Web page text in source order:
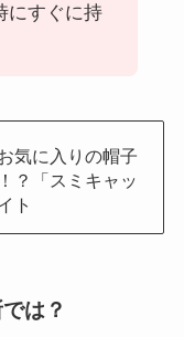
にすぐに持
気に入りの帽子
？「スミキャッ
ト
は？